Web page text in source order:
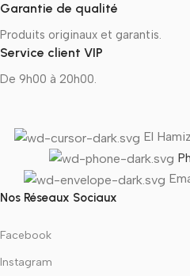
Garantie de qualité
Produits originaux et garantis.
Service client VIP
De 9h00 à 20h00.
El
Nos Réseaux Sociaux
Facebook
Instagram